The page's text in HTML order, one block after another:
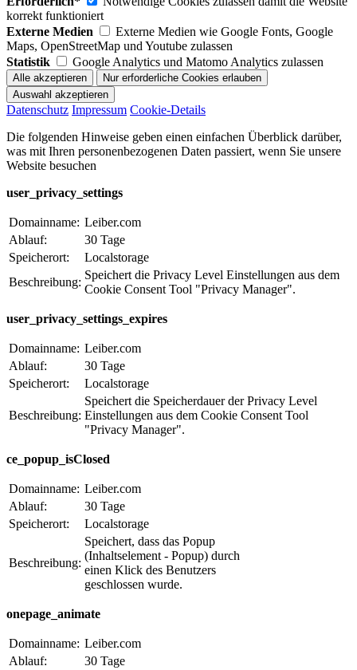
korrekt funktioniert
Externe Medien
Externe Medien wie Google Fonts, Google
Maps, OpenStreetMap und Youtube zulassen
Statistik
Google Analytics und Matomo Analytics zulassen
Datenschutz Impressum Cookie-Details
Die folgenden Hinweise geben einen einfachen Überblick darüber,
was mit Ihren personenbezogenen Daten passiert, wenn Sie unsere
Website besuchen
user_privacy_settings
Domainname: Leiber.com
Ablauf:
30 Tage
Speicherort:
Localstorage
Beschreibung:
Speichert die Privacy Level Einstellungen aus dem
Cookie Consent Tool "Privacy Manager".
user_privacy_settings_expires
Domainname: Leiber.com
Ablauf:
30 Tage
Speicherort:
Localstorage
Beschreibung:
Speichert die Speicherdauer der Privacy Level
Einstellungen aus dem Cookie Consent Tool
"Privacy Manager".
ce_popup_isClosed
Domainname: Leiber.com
Ablauf:
30 Tage
Speicherort:
Localstorage
Beschreibung:
Speichert, dass das Popup
(Inhaltselement - Popup) durch
einen Klick des Benutzers
geschlossen wurde.
onepage_animate
Domainname: Leiber.com
Ablauf:
30 Tage